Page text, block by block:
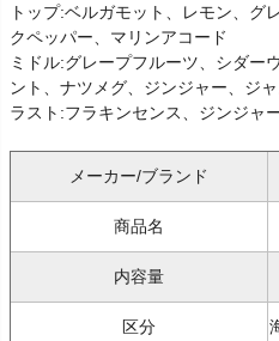
トップ:ベルガモット、レモン、グ
クペッパー、マリンアコード
ミドル:グレープフルーツ、シダー
ント、ナツメグ、ジンジャー、ジ
ラスト:フラキンセンス、ジンジャ
メーカー/ブランド
商品名
内容量
区分